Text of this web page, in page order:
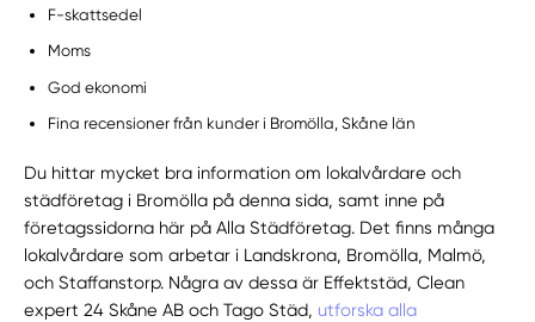
F-skattsedel
Moms
God ekonomi
Fina recensioner från kunder i Bromölla, Skåne län
Du hittar mycket bra information om lokalvårdare och
städföretag i Bromölla på denna sida, samt inne på
företagssidorna här på Alla Städföretag. Det finns många
lokalvårdare som arbetar i Landskrona, Bromölla, Malmö,
och Staffanstorp. Några av dessa är Effektstäd, Clean
expert 24 Skåne AB och Tago Städ, utforska alla